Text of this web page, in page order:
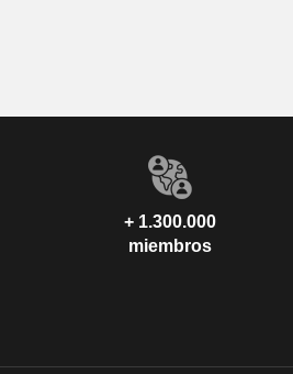
+ 1.300.000
miembros